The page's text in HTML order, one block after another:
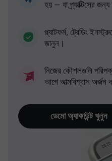
হয় — যা প্র্যাক্টিসের
প্ল্যাটফর্ম, ট্রেডিং
জানুন।
নিজের কৌশলগুলি
আগে আত্মবিশ্বাস অর্জন
ডেমো অ্যাকাউন্ট খুলুন